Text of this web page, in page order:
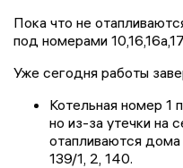
Пока что не
под номерами
Уже сегодня работы
Котельная номер 1
но из-за утечки на
отапливаются дома
139/1, 2, 140.